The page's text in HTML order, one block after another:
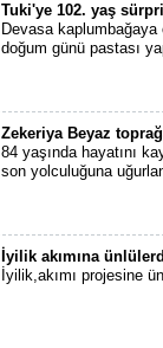
Tuki'ye 102. yaş
Devasa
doğum günü pastası
Zekeriya Beyaz
84 yaşında hayatını
son yolculuğuna
İyilik akımına
İyilik,akımı projesine